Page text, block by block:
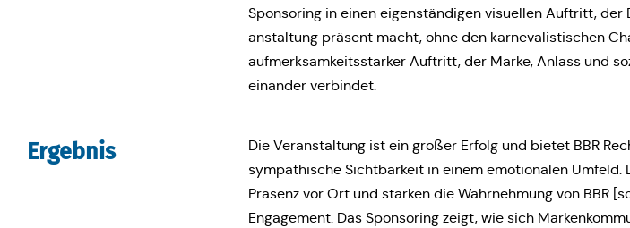
Spon­so­ring in einen eigen­stän­di­gen visu­el­len Auf­tritt,
an­stal­tung präsent macht, ohne den kar­ne­va­lis­ti­schen
auf­merk­sam­keits­star­ker Auf­tritt, der Marke, Anlass und
ein­an­der verbindet.
Ergeb­nis
Die Ver­an­stal­tung ist ein großer Erfolg und bietet BBR
sym­pa­thi­sche Sicht­bar­keit in einem emo­tio­na­len
Präsenz vor Ort und stärken die Wahr­neh­mung von BBR
Enga­ge­ment. Das Spon­so­ring zeigt, wie sich